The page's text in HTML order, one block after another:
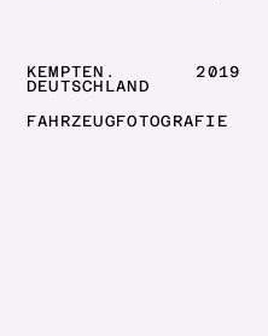
KEMPTEN.
DEUTSCHLAND
2019
FAHRZEUGFOTOGRAFIE